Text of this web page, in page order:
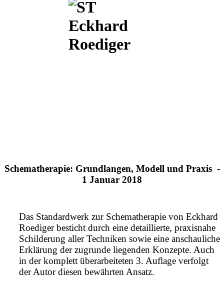
Schematherapie: Grundlangen, Modell und Praxis -
1 Januar 2018
Das Standardwerk zur Schematherapie von Eckhard
Roediger besticht durch eine detaillierte, praxisnahe
Schilderung aller Techniken sowie eine anschauliche
Erklärung der zugrunde liegenden Konzepte. Auch
in der komplett überarbeiteten 3. Auflage verfolgt
der Autor diesen bewährten Ansatz.